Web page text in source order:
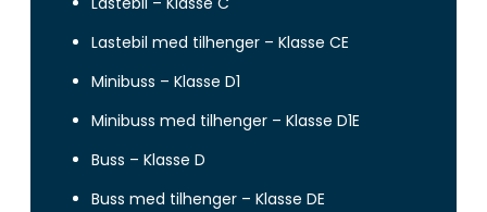
Lastebil med tilhenger – Klasse CE
Minibuss – Klasse D1
Minibuss med tilhenger – Klasse D1E
Buss – Klasse D
Buss med tilhenger – Klasse DE